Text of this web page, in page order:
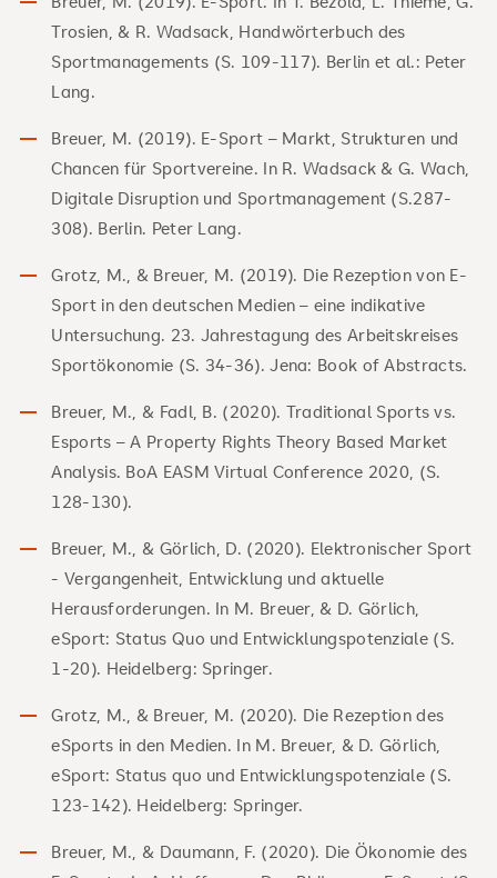
Trosien, & R. Wadsack, Handwörterbuch des
Sportmanagements (S. 109-117). Berlin et al.: Peter
Lang.
Breuer, M. (2019). E-Sport – Markt, Strukturen und
Chancen für Sportvereine. In R. Wadsack & G. Wach,
Digitale Disruption und Sportmanagement (S.287-
308). Berlin. Peter Lang.
Grotz, M., & Breuer, M. (2019). Die Rezeption von E-
Sport in den deutschen Medien – eine indikative
Untersuchung. 23. Jahrestagung des Arbeitskreises
Sportökonomie (S. 34-36). Jena: Book of Abstracts.
Breuer, M., & Fadl, B. (2020). Traditional Sports vs.
Esports – A Property Rights Theory Based Market
Analysis. BoA EASM Virtual Conference 2020, (S.
128-130).
Breuer, M., & Görlich, D. (2020). Elektronischer Sport
- Vergangenheit, Entwicklung und aktuelle
Herausforderungen. In M. Breuer, & D. Görlich,
eSport: Status Quo und Entwicklungspotenziale (S.
1-20). Heidelberg: Springer.
Grotz, M., & Breuer, M. (2020). Die Rezeption des
eSports in den Medien. In M. Breuer, & D. Görlich,
eSport: Status quo und Entwicklungspotenziale (S.
123-142). Heidelberg: Springer.
Breuer, M., & Daumann, F. (2020). Die Ökonomie des